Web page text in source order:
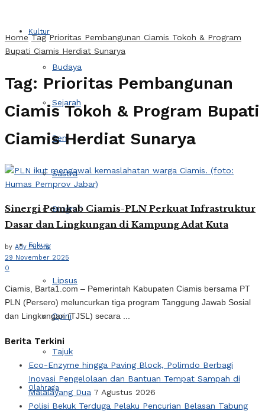
Kultur
Budaya
Sejarah
Seni
Sastra
Biografi
Fokus
Lipsus
Opini
Tajuk
Olahraga
Home Tag Prioritas Pembangunan Ciamis Tokoh & Program
Bupati Ciamis Herdiat Sunarya
Tag: Prioritas Pembangunan
Ciamis Tokoh & Program Bupati
Ciamis Herdiat Sunarya
Sinergi Pemkab Ciamis-PLN Perkuat Infrastruktur
Dasar dan Lingkungan di Kampung Adat Kuta
by Ady Putong
29 November 2025
0
Ciamis, Barta1.com – Pemerintah Kabupaten Ciamis bersama PT
PLN (Persero) meluncurkan tiga program Tanggung Jawab Sosial
dan Lingkungan (TJSL) secara ...
Berita Terkini
Eco-Enzyme hingga Paving Block, Polimdo Berbagi
Inovasi Pengelolaan dan Bantuan Tempat Sampah di
Malalayang Dua 7 Agustus 2026
Polisi Bekuk Terduga Pelaku Pencurian Belasan Tabung